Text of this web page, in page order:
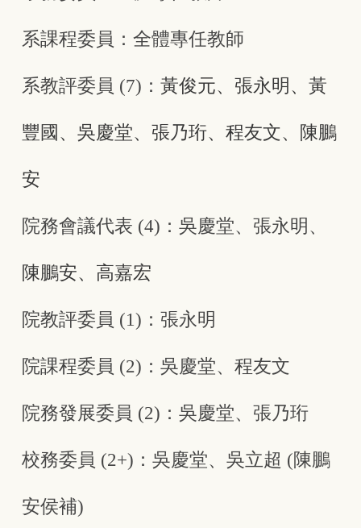
系課程委員：全體專任教師
系教評委員 (7)： 黃俊元、張永明、黃
豐國、吳慶堂、張乃珩、程友文、陳鵬
安
院務會議代表 (4)：吳慶堂、張永明、
陳鵬安、高嘉宏
院教評委員 (1)：張永明
院課程委員 (2)：吳慶堂、程友文
院務發展委員 (2)：吳慶堂、張乃珩
校務委員 (2+)：吳慶堂、吳立超 (陳鵬
安侯補)